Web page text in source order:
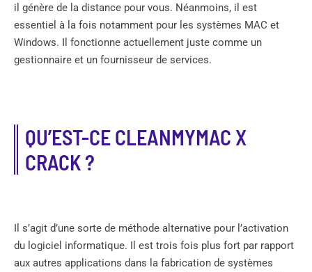
il génère de la distance pour vous. Néanmoins, il est
essentiel à la fois notamment pour les systèmes MAC et
Windows. Il fonctionne actuellement juste comme un
gestionnaire et un fournisseur de services.
QU’EST-CE CLEANMYMAC X
CRACK ?
Il s’agit d’une sorte de méthode alternative pour l’activation
du logiciel informatique. Il est trois fois plus fort par rapport
aux autres applications dans la fabrication de systèmes